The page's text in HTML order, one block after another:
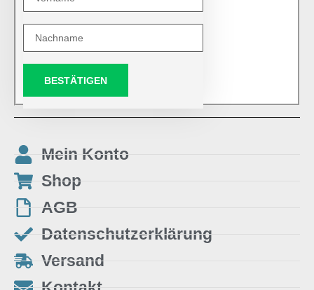
BESTÄTIGEN
Mein Konto
Shop
AGB
Datenschutzerklärung
Versand